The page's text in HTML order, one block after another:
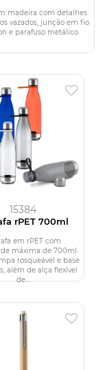
madeira com detalhes
vazados, junção em fio
e parafuso metálico.
15384
rPET 700ml
em rPET com
máxima de 700ml.
rosqueável e base
além de alça flexível
de...